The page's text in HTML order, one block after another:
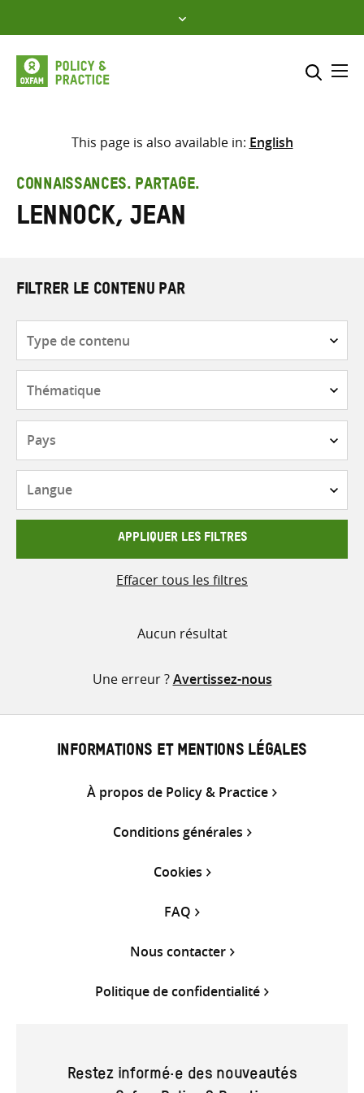
to
content
Sélectionner l’emplacement
Saisir
les
termes
This page is also available in: English
CONNAISSANCES. PARTAGE.
Lennock, Jean
FILTRER LE CONTENU PAR
contenu
APPLIQUER LES FILTRES
Effacer tous les filtres
Aucun résultat
Une erreur ?Avertissez-nous
INFORMATIONS ET MENTIONS LÉGALES
À propos de Policy & Practice
Conditions générales
Cookies
FAQ
Nous contacter
Politique de confidentialité
Restez informé·e des nouveautés